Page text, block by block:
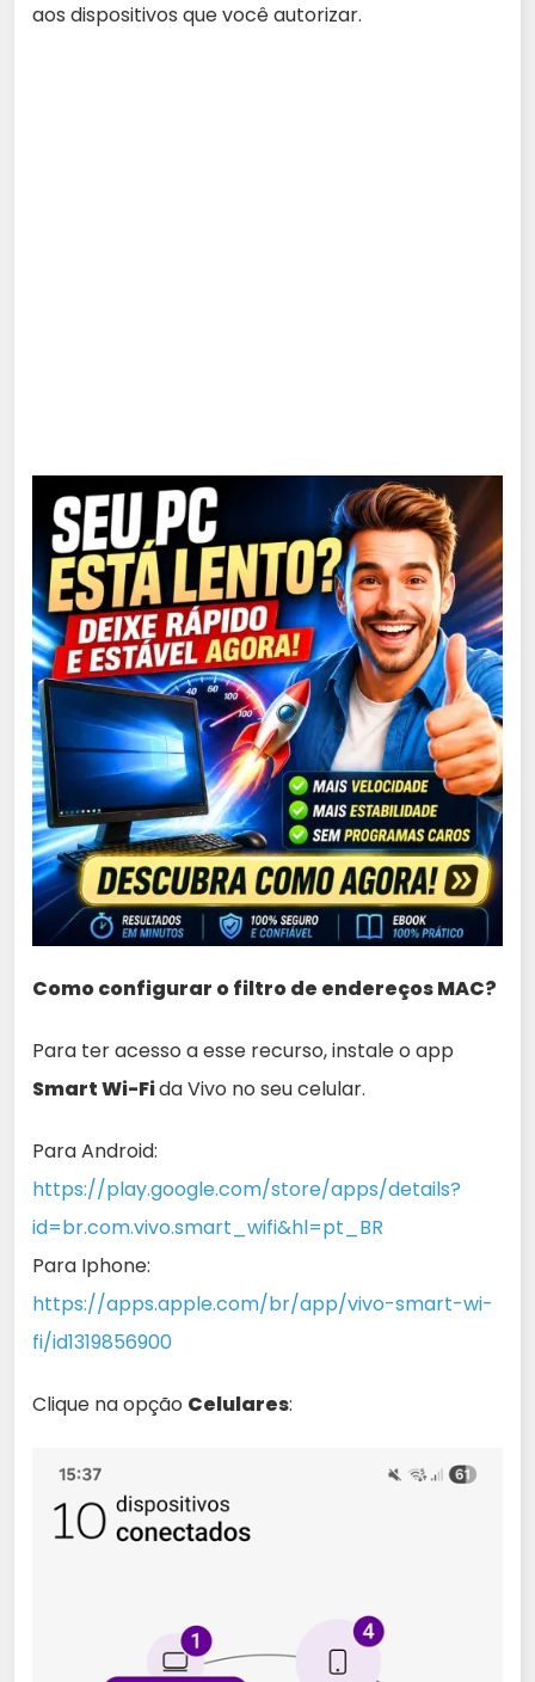
aos dispositivos que você autorizar.
Como configurar o filtro de endereços MAC?
Para ter acesso a esse recurso, instale o app
Smart Wi-Fida Vivo no seu celular.
Para Android:
https://play.google.com/store/apps/details?
id=br.com.vivo.smart_wifi&hl=pt_BR
Para Iphone:
https://apps.apple.com/br/app/vivo-smart-wi-
fi/id1319856900
Clique na opção Celulares: